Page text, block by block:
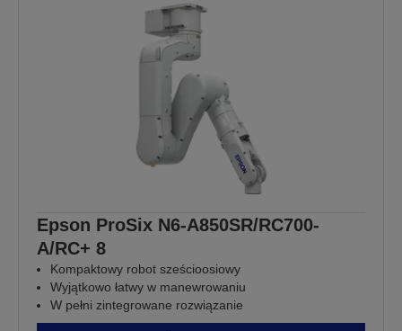
Epson ProSix N6-A850SR/RC700-
A/RC+ 8
Kompaktowy robot sześcioosiowy
Wyjątkowo łatwy w manewrowaniu
W pełni zintegrowane rozwiązanie